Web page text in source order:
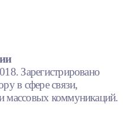
Зарегистрировано
в сфере связи,
массовых коммуникаций.